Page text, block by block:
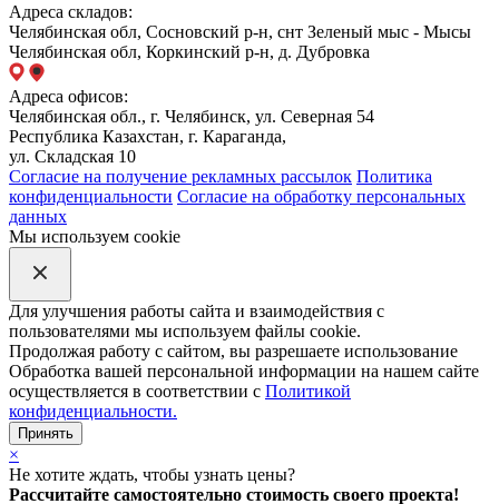
Адреса складов:
Челябинская обл, Сосновский р-н, снт Зеленый мыс - Мысы
Челябинская обл, Коркинский р-н, д. Дубровка
Адреса офисов:
Челябинская обл., г. Челябинск, ул. Северная 54
Республика Казахстан, г. Караганда,
ул. Складская 10
Согласие на получение рекламных рассылок Политика
конфиденциальности Согласие на обработку персональных
данных
Мы используем cookie
Для улучшения работы сайта и взаимодействия с
пользователями мы используем файлы cookie.
Продолжая работу с сайтом, вы разрешаете использование
Обработка вашей персональной информации на нашем сайте
осуществляется в соответствии с Политикой
конфиденциальности.
Принять
×
Не хотите ждать, чтобы узнать цены?
Рассчитайте самостоятельно стоимость своего проекта!